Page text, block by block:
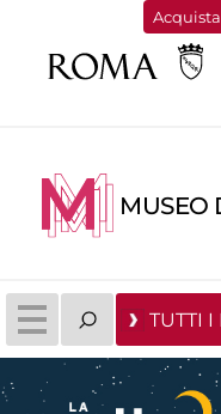
Acquista
MUSEO
TUTTI I